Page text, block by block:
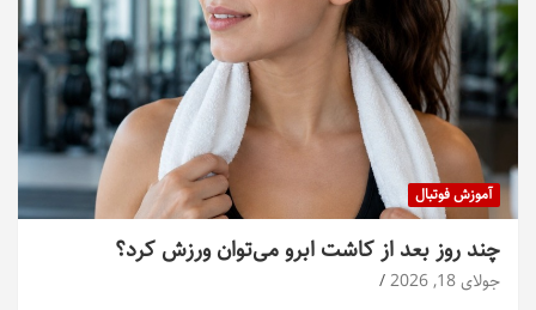
آموزش فوتبال
چند روز بعد از کاشت ابرو می‌توان ورزش کرد؟
جولای 18, 2026